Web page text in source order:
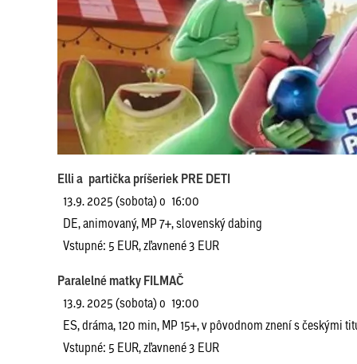
Elli a partička príšeriek PRE DETI
13.9. 2025 (sobota) o 16:00
DE, animovaný, MP 7+, slovenský dabing
Vstupné: 5 EUR, zľavnené 3 EUR
Paralelné matky FILMAČ
13.9. 2025 (sobota) o 19:00
ES, dráma, 120 min, MP 15+, v pôvodnom znení s českými
Vstupné: 5 EUR, zľavnené 3 EUR